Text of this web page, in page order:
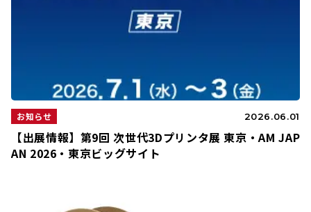
お知らせ 2026.06.01
【出展情報】第9回 次世代3Dプリンタ展 東京・AM JAP
AN 2026・東京ビッグサイト